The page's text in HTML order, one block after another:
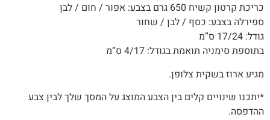
כריכת קרטון קשיח 650 גרם בצבע: אפור / חום / לבן
ספירלה בצבע: כסף / לבן / שחור
גודל: 17/24 ס”מ
בתוספת סימניה תואמת בגודל: 4/17 ס”מ
מגיע ארוז בשקית צלופן.
*יתכנו שינויים קלים בין הצבע המוצג על המסך שלך לבין צבע
ההדפסה.